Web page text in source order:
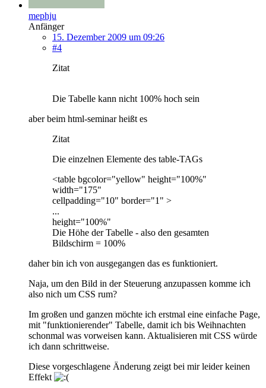
mephju
Anfänger
15. Dezember 2009 um 09:26
#4
Zitat
Die Tabelle kann nicht 100% hoch sein
aber beim html-seminar heißt es
Zitat
Die einzelnen Elemente des table-TAGs
<table bgcolor="yellow" height="100%"
width="175"
cellpadding="10" border="1" >
...
height="100%"
Die Höhe der Tabelle - also den gesamten
Bildschirm = 100%
daher bin ich von ausgegangen das es funktioniert.
Naja, um den Bild in der Steuerung anzupassen komme ich
also nich um CSS rum?
Im großen und ganzen möchte ich erstmal eine einfache Page,
mit "funktionierender" Tabelle, damit ich bis Weihnachten
schonmal was vorweisen kann. Aktualisieren mit CSS würde
ich dann schrittweise.
Diese vorgeschlagene Änderung zeigt bei mir leider keinen
Effekt